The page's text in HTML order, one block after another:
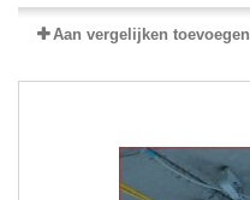
Aan vergelijken toevoegen